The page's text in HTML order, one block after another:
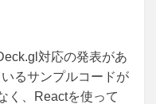
対応の発表があ
るサンプルコードが
く、Reactを使って